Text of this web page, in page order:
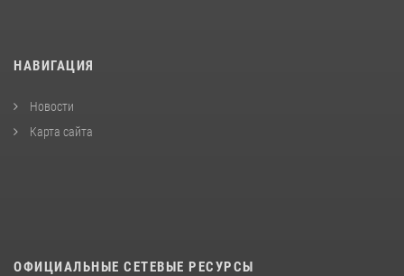
НАВИГАЦИЯ
Новости
Карта сайта
ОФИЦИАЛЬНЫЕ СЕТЕВЫЕ РЕСУРСЫ